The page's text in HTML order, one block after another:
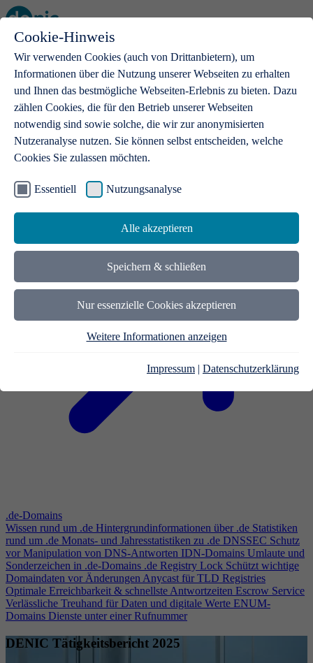
Cookie-Hinweis
Wir verwenden Cookies (auch von Drittanbietern), um
Informationen über die Nutzung unserer Webseiten zu erhalten
und Ihnen das bestmögliche Webseiten-Erlebnis zu bieten. Dazu
zählen Cookies, die für den Betrieb unserer Webseiten
notwendig sind sowie solche, die wir zur anonymisierten
Nutzeranalyse nutzen. Sie können selbst entscheiden, welche
Cookies Sie zulassen möchten.
Essentiell Nutzungsanalyse
Alle akzeptieren
Speichern & schließen
Nur essenzielle Cookies akzeptieren
Weitere Informationen anzeigen
Impressum | Datenschutzerklärung
Open main menu
.de-Domains
Mit einer .de-Domain erhalten Ideen eine Bühne
.de-Domains
Wissen rund um .de Hintergrundinformationen über .de Statistiken
rund um .de Monats- und Jahresstatistiken zu .de DNSSEC Schutz
vor Manipulation von DNS-Antworten IDN-Domains Umlaute und
Sonderzeichen in .de-Domains .de Registry Lock Schützt wichtige
Domaindaten vor ÄnderungenAnycast für TLD Registries
Optimale Erreichbarkeit & schnellste Antwortzeiten Escrow Service
Verlässliche Treuhand für Daten und digitale Werte ENUM-
Domains Dienste unter einer Rufnummer
DENIC Tätigkeitsbericht 2025